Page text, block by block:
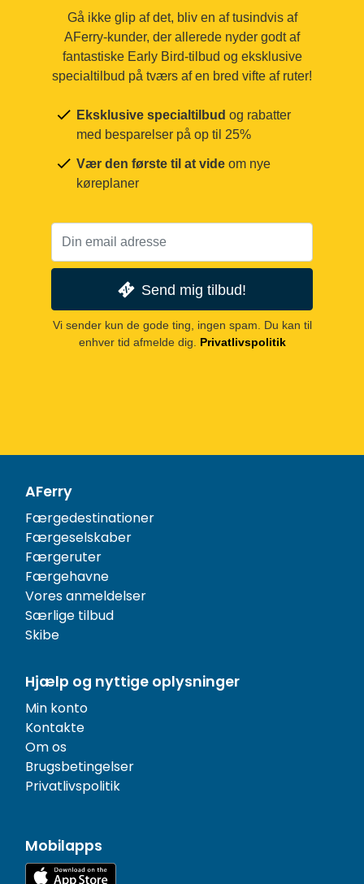
Gå ikke glip af det, bliv en af tusindvis af
AFerry-kunder, der allerede nyder godt af
fantastiske Early Bird-tilbud og eksklusive
specialtilbud på tværs af en bred vifte af ruter!
Eksklusive specialtilbud og rabatter
med besparelser på op til 25%
Vær den første til at vide om nye
køreplaner
Send mig tilbud!
Vi sender kun de gode ting, ingen spam. Du kan til
enhver tid afmelde dig.
Privatlivspolitik
AFerry
Færgedestinationer
Færgeselskaber
Færgeruter
Færgehavne
Vores anmeldelser
Særlige tilbud
Skibe
Hjælp og nyttige oplysninger
Min konto
Kontakte
Om os
Brugsbetingelser
Privatlivspolitik
Mobilapps